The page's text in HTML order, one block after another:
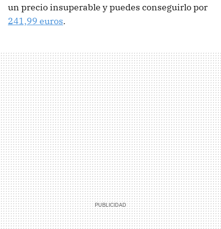
un precio insuperable y puedes conseguirlo por
241,99 euros.